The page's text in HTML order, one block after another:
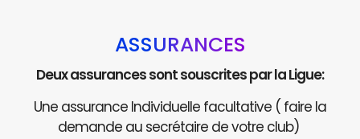
ASSURANCES
Deux assurances sont souscrites par la Ligue:
Une assurance Individuelle facultative ( faire la
demande au secrétaire de votre club)